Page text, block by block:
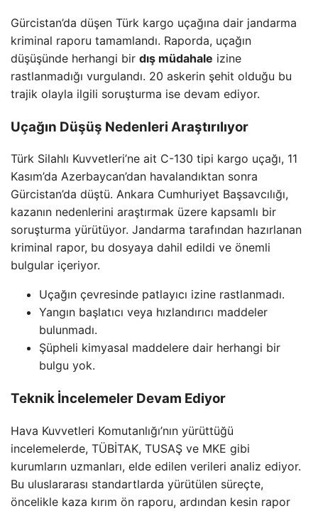
Gürcistan’da düşen Türk kargo uçağına dair jandarma
kriminal raporu tamamlandı. Raporda, uçağın
düşüşünde herhangi bir dış müdahale izine
rastlanmadığı vurgulandı. 20 askerin şehit olduğu bu
trajik olayla ilgili soruşturma ise devam ediyor.
Uçağın Düşüş Nedenleri Araştırılıyor
Türk Silahlı Kuvvetleri’ne ait C-130 tipi kargo uçağı, 11
Kasım’da Azerbaycan’dan havalandıktan sonra
Gürcistan’da düştü. Ankara Cumhuriyet Başsavcılığı,
kazanın nedenlerini araştırmak üzere kapsamlı bir
soruşturma yürütüyor. Jandarma tarafından hazırlanan
kriminal rapor, bu dosyaya dahil edildi ve önemli
bulgular içeriyor.
Uçağın çevresinde patlayıcı izine rastlanmadı.
Yangın başlatıcı veya hızlandırıcı maddeler
bulunmadı.
Şüpheli kimyasal maddelere dair herhangi bir
bulgu yok.
Teknik İncelemeler Devam Ediyor
Hava Kuvvetleri Komutanlığı’nın yürüttüğü
incelemelerde, TÜBİTAK, TUSAŞ ve MKE gibi
kurumların uzmanları, elde edilen verileri analiz ediyor.
Bu uluslararası standartlarda yürütülen süreçte,
öncelikle kaza kırım ön raporu, ardından kesin rapor